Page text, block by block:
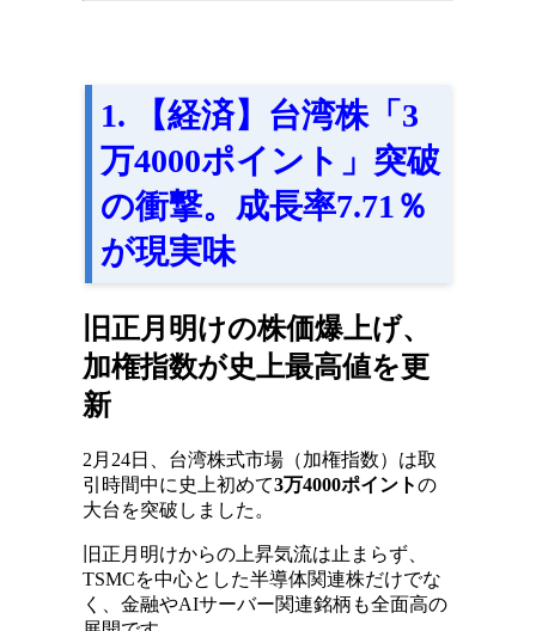
1. 【経済】台湾株「3
万4000ポイント」突破
の衝撃。成長率7.71％
が現実味
旧正月明けの株価爆上げ、
加権指数が史上最高値を更
新
2月24日、台湾株式市場（加権指数）は取
引時間中に史上初めて3万4000ポイントの
大台を突破しました。
旧正月明けからの上昇気流は止まらず、
TSMCを中心とした半導体関連株だけでな
く、金融やAIサーバー関連銘柄も全面高の